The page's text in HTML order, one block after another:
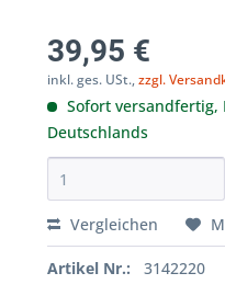
39,95 €
inkl. ges. USt.,zzgl.
Sofort versandfertig,
Deutschlands
Vergleichen
Artikel Nr.: 3142220